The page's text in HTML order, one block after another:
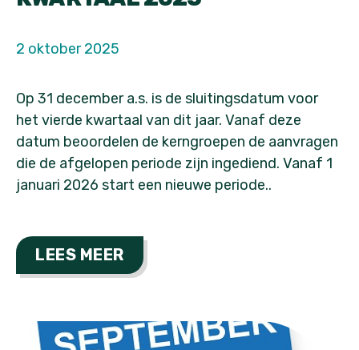
2 oktober 2025
Op 31 december a.s. is de sluitingsdatum voor
het vierde kwartaal van dit jaar. Vanaf deze
datum beoordelen de kerngroepen de aanvragen
die de afgelopen periode zijn ingediend. Vanaf 1
januari 2026 start een nieuwe periode..
LEES MEER